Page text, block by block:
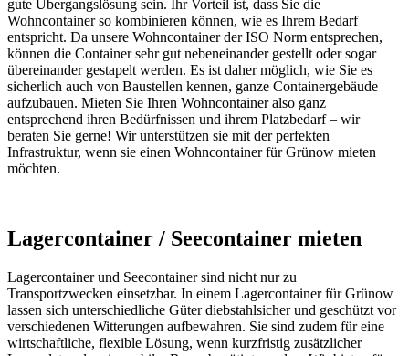
gute Übergangslösung sein. Ihr Vorteil ist, dass Sie die
Wohncontainer so kombinieren können, wie es Ihrem Bedarf
entspricht. Da unsere Wohncontainer der ISO Norm entsprechen,
können die Container sehr gut nebeneinander gestellt oder sogar
übereinander gestapelt werden. Es ist daher möglich, wie Sie es
sicherlich auch von Baustellen kennen, ganze Containergebäude
aufzubauen. Mieten Sie Ihren Wohncontainer also ganz
entsprechend ihren Bedürfnissen und ihrem Platzbedarf – wir
beraten Sie gerne! Wir unterstützen sie mit der perfekten
Infrastruktur, wenn sie einen Wohncontainer für Grünow mieten
möchten.
Lagercontainer / Seecontainer mieten
Lagercontainer und Seecontainer sind nicht nur zu
Transportzwecken einsetzbar. In einem Lagercontainer für Grünow
lassen sich unterschiedliche Güter diebstahlsicher und geschützt vor
verschiedenen Witterungen aufbewahren. Sie sind zudem für eine
wirtschaftliche, flexible Lösung, wenn kurzfristig zusätzlicher